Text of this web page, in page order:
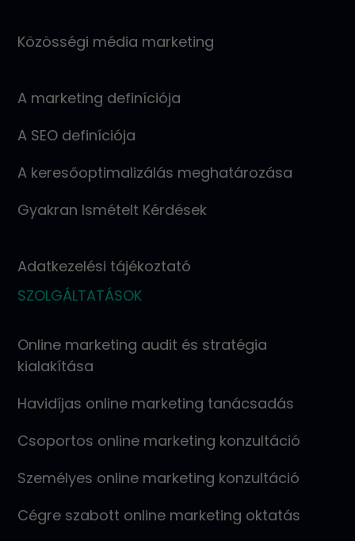
Közösségi média marketing
A marketing definíciója
A SEO definíciója
A keresőoptimalizálás meghatározása
Gyakran Ismételt Kérdések
Adatkezelési tájékoztató
SZOLGÁLTATÁSOK
Online marketing audit és stratégia
kialakítása
Havidíjas online marketing tanácsadás
Csoportos online marketing konzultáció
Személyes online marketing konzultáció
Cégre szabott online marketing oktatás